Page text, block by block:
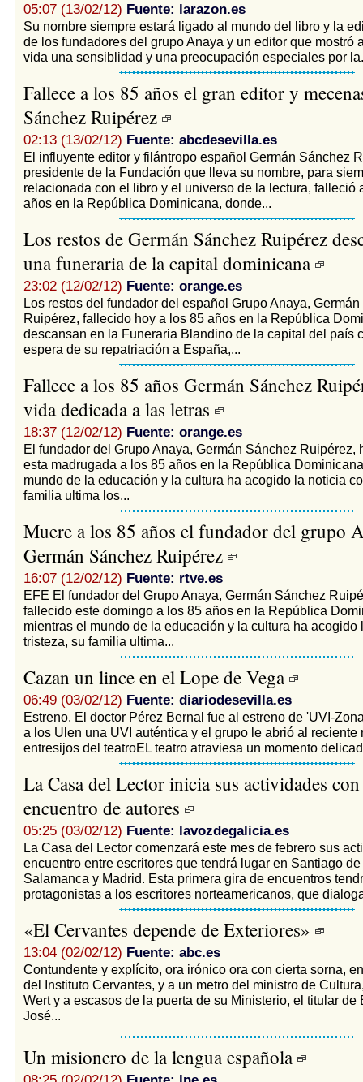
05:07 (13/02/12) Fuente: larazon.es
Su nombre siempre estará ligado al mundo del libro y la
de los fundadores del grupo Anaya y un editor que mostró
vida una sensiblidad y una preocupación especiales por
Fallece a los 85 años el gran editor y
Sánchez Ruipérez
02:13 (13/02/12) Fuente: abcdesevilla.es
El influyente editor y filántropo español Germán Sánchez
presidente de la Fundación que lleva su nombre, para
relacionada con el libro y el universo de la lectura, falleció
años en la República Dominicana, donde...
Los restos de Germán Sánchez Ruipérez
una funeraria de la capital dominicana
23:02 (12/02/12) Fuente: orange.es
Los restos del fundador del español Grupo Anaya,
Ruipérez, fallecido hoy a los 85 años en la República
descansan en la Funeraria Blandino de la capital del país
espera de su repatriación a España,...
Fallece a los 85 años Germán Sánchez
vida dedicada a las letras
18:37 (12/02/12) Fuente: orange.es
El fundador del Grupo Anaya, Germán Sánchez Ruipérez,
esta madrugada a los 85 años en la República
mundo de la educación y la cultura ha acogido la noticia
familia ultima los...
Muere a los 85 años el fundador del grupo
Germán Sánchez Ruipérez
16:07 (12/02/12) Fuente: rtve.es
EFE El fundador del Grupo Anaya, Germán Sánchez
fallecido este domingo a los 85 años en la República
mientras el mundo de la educación y la cultura ha acogido
tristeza, su familia ultima...
Cazan un lince en el Lope de Vega
06:49 (03/02/12) Fuente: diariodesevilla.es
Estreno. El doctor Pérez Bernal fue al estreno de 'UVI-
a los Ulen una UVI auténtica y el grupo le abrió al reciente
entresijos del teatroEL teatro atraviesa un momento
La Casa del Lector inicia sus actividades
encuentro de autores
05:25 (03/02/12) Fuente: lavozdegalicia.es
La Casa del Lector comenzará este mes de febrero sus
encuentro entre escritores que tendrá lugar en Santiago
Salamanca y Madrid. Esta primera gira de encuentros
protagonistas a los escritores norteamericanos, que
«El Cervantes depende de Exteriores»
13:04 (02/02/12) Fuente: abc.es
Contundente y explícito, ora irónico ora con cierta sorna,
del Instituto Cervantes, y a un metro del ministro de
Wert y a escasos de la puerta de su Ministerio, el titular de
José...
Un misionero de la lengua española